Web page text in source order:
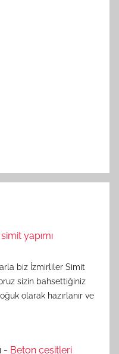
yapımı
biz İzmirliler Simit
sizin bahsettiğiniz
olarak hazırlanır ve
- Beton çeşitleri